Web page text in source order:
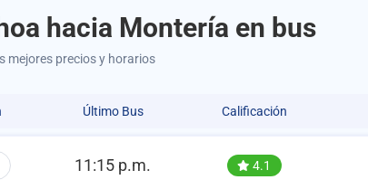
hacia Montería en bus
mejores precios y horarios
Último Bus Calificación
11:15 p.m. 4.1